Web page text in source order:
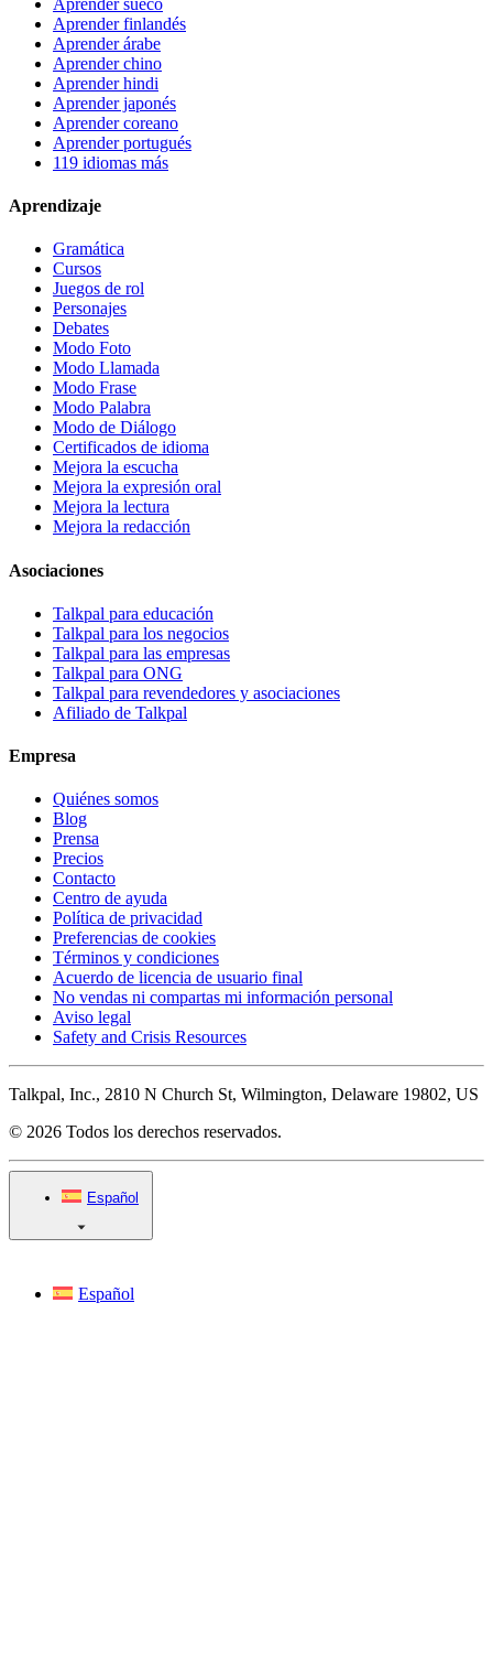
Aprender finlandés
Aprender árabe
Aprender chino
Aprender hindi
Aprender japonés
Aprender coreano
Aprender portugués
119 idiomas más
Aprendizaje
Gramática
Cursos
Juegos de rol
Personajes
Debates
Modo Foto
Modo Llamada
Modo Frase
Modo Palabra
Modo de Diálogo
Certificados de idioma
Mejora la escucha
Mejora la expresión oral
Mejora la lectura
Mejora la redacción
Asociaciones
Talkpal para educación
Talkpal para los negocios
Talkpal para las empresas
Talkpal para ONG
Talkpal para revendedores y asociaciones
Afiliado de Talkpal
Empresa
Quiénes somos
Blog
Prensa
Precios
Contacto
Centro de ayuda
Política de privacidad
Preferencias de cookies
Términos y condiciones
Acuerdo de licencia de usuario final
No vendas ni compartas mi información personal
Aviso legal
Safety and Crisis Resources
Talkpal, Inc., 2810 N Church St, Wilmington, Delaware 19802, US
© 2026 Todos los derechos reservados.
Español
Español